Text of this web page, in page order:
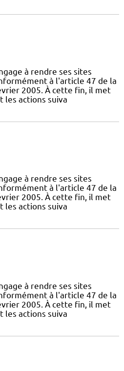
à rendre ses sites
à l'article 47 de la
2005. À cette fin, il met
actions suiva
à rendre ses sites
à l'article 47 de la
2005. À cette fin, il met
actions suiva
à rendre ses sites
à l'article 47 de la
2005. À cette fin, il met
actions suiva